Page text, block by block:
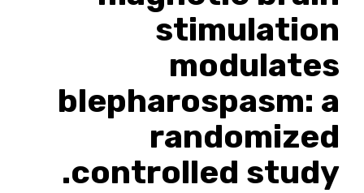
stimulation
modulates
blepharospasm: a
randomized
controlled study.